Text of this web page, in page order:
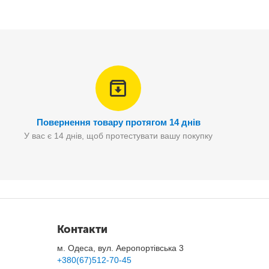
Повернення товару протягом 14 днів
У вас є 14 днів, щоб протестувати вашу покупку
Контакти
м. Одеса, вул. Аеропортівська 3
+380(67)512-70-45